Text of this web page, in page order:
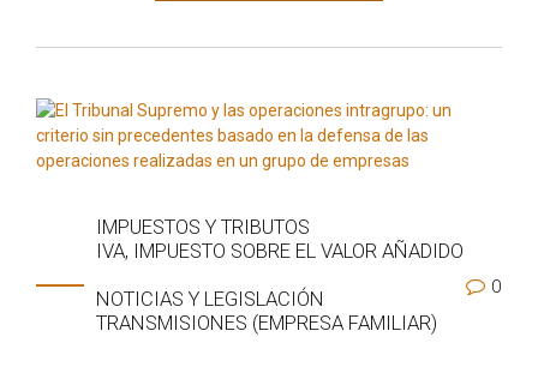
IMPUESTOS Y TRIBUTOS
IVA, IMPUESTO SOBRE EL VALOR AÑADIDO
NOTICIAS Y LEGISLACIÓN
TRANSMISIONES (EMPRESA FAMILIAR)
0